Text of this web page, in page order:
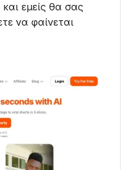
εμείς θα σας
να φαίνεται